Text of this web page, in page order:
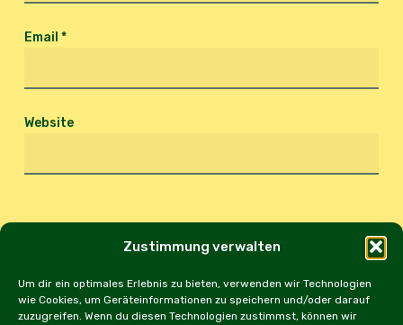
Zustimmung verwalten
Um dir ein optimales Erlebnis zu bieten, verwenden wir Technologien
wie Cookies, um Geräteinformationen zu speichern und/oder darauf
zuzugreifen. Wenn du diesen Technologien zustimmst, können wir
Email *
Website
the next time I comment.